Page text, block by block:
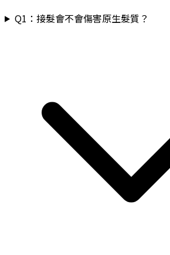
Q1 ： 接髮會不會傷害原生髮質？